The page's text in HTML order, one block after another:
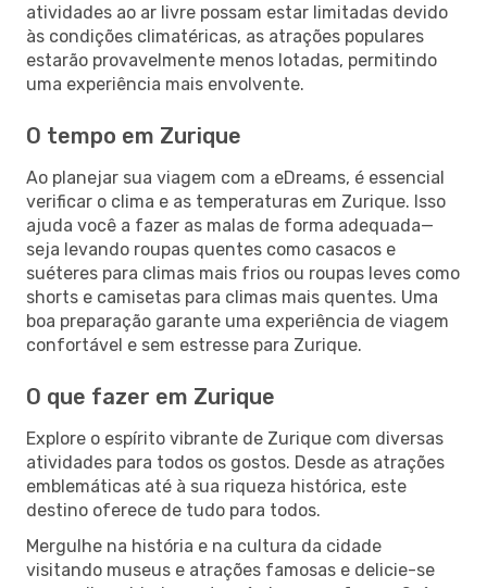
atividades ao ar livre possam estar limitadas devido
às condições climatéricas, as atrações populares
estarão provavelmente menos lotadas, permitindo
uma experiência mais envolvente.
O tempo em Zurique
Ao planejar sua viagem com a eDreams, é essencial
verificar o clima e as temperaturas em Zurique. Isso
ajuda você a fazer as malas de forma adequada—
seja levando roupas quentes como casacos e
suéteres para climas mais frios ou roupas leves como
shorts e camisetas para climas mais quentes. Uma
boa preparação garante uma experiência de viagem
confortável e sem estresse para Zurique.
O que fazer em Zurique
Explore o espírito vibrante de Zurique com diversas
atividades para todos os gostos. Desde as atrações
emblemáticas até à sua riqueza histórica, este
destino oferece de tudo para todos.
Mergulhe na história e na cultura da cidade
visitando museus e atrações famosas e delicie-se